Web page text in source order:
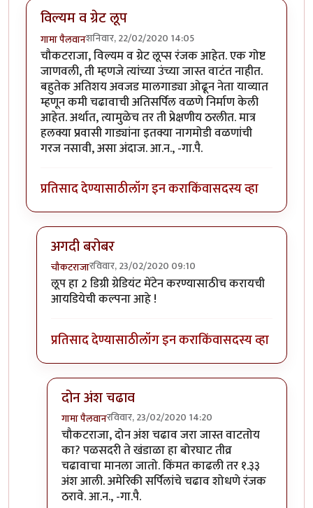
विल्यम व ग्रेट लूप
गामा पैलवानशनिवार, 22/02/2020 14:05
चौकटराजा, विल्यम व ग्रेट लूप्स रंजक आहेत. एक गोष्ट
जाणवली, ती म्हणजे त्यांच्या उंच्या जास्त वाटंत नाहीत.
बहुतेक अतिशय अवजड मालगाड्या ओढून नेता याव्यात
म्हणून कमी चढावाची अतिसर्पिल वळणे निर्माण केली
आहेत. अर्थात, त्यामुळेच तर ती प्रेक्षणीय ठरलीत. मात्र
हलक्या प्रवासी गाड्यांना इतक्या नागमोडी वळणांची
गरज नसावी, असा अंदाज. आ.न., -गा.पै.
प्रतिसाद देण्यासाठीलॉग इन कराकिंवासदस्य व्हा
अगदी बरोबर
चौकटराजारविवार, 23/02/2020 09:10
In reply toविल्यम व ग्रेट लूपbyगामा पैलवान
लूप हा 2 डिग्री ग्रेडियंट मेंटेन करण्यासाठीच करायची
आयडियेची कल्पना आहे !
प्रतिसाद देण्यासाठीलॉग इन कराकिंवासदस्य व्हा
दोन अंश चढाव
गामा पैलवानरविवार, 23/02/2020 14:20
In reply toअगदी बरोबरbyचौकटराजा
चौकटराजा, दोन अंश चढाव जरा जास्त वाटतोय
का? पळसदरी ते खंडाळा हा बोरघाट तीव्र
चढावाचा मानला जातो. किंमत काढली तर १.३३
अंश आली. अमेरिकी सर्पिलांचे चढाव शोधणे रंजक
ठरावे. आ.न., -गा.पै.